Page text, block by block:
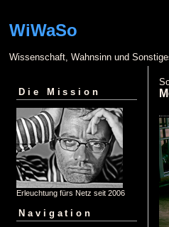
WiWaSo
Wissenschaft, Wahnsinn und
Die Mission
Erleuchtung fürs Netz seit 2006
Navigation